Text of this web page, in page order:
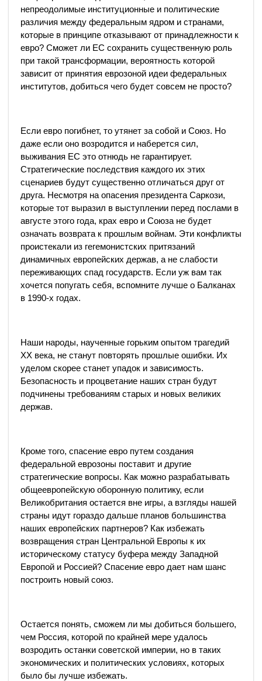
непреодолимые институционные и политические
различия между федеральным ядром и странами,
которые в принципе отказывают от принадлежности к
евро? Сможет ли ЕС сохранить существенную роль
при такой трансформации, вероятность которой
зависит от принятия еврозоной идеи федеральных
институтов, добиться чего будет совсем не просто?
Если евро погибнет, то утянет за собой и Союз. Но
даже если оно возродится и наберется сил,
выживания ЕС это отнюдь не гарантирует.
Стратегические последствия каждого их этих
сценариев будут существенно отличаться друг от
друга. Несмотря на опасения президента Саркози,
которые тот выразил в выступлении перед послами в
августе этого года, крах евро и Союза не будет
означать возврата к прошлым войнам. Эти конфликты
проистекали из гегемонистских притязаний
динамичных европейских держав, а не слабости
переживающих спад государств. Если уж вам так
хочется попугать себя, вспомните лучше о Балканах
в 1990-х годах.
Наши народы, наученные горьким опытом трагедий
ХХ века, не станут повторять прошлые ошибки. Их
уделом скорее станет упадок и зависимость.
Безопасность и процветание наших стран будут
подчинены требованиям старых и новых великих
держав.
Кроме того, спасение евро путем создания
федеральной еврозоны поставит и другие
стратегические вопросы. Как можно разрабатывать
общеевропейскую оборонную политику, если
Великобритания остается вне игры, а взгляды нашей
страны идут гораздо дальше планов большинства
наших европейских партнеров? Как избежать
возвращения стран Центральной Европы к их
историческому статусу буфера между Западной
Европой и Россией? Спасение евро дает нам шанс
построить новый союз.
Остается понять, сможем ли мы добиться большего,
чем Россия, которой по крайней мере удалось
возродить останки советской империи, но в таких
экономических и политических условиях, которых
было бы лучше избежать.